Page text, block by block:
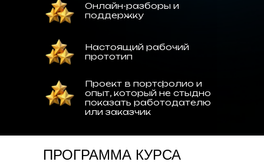
Онлайн-разборы и
поддержку
Настоящий рабочий
прототип
Проект в портфолио и
опыт, который не стыдно
показать работодателю
или заказчик
ПРОГРАММА КУРСА